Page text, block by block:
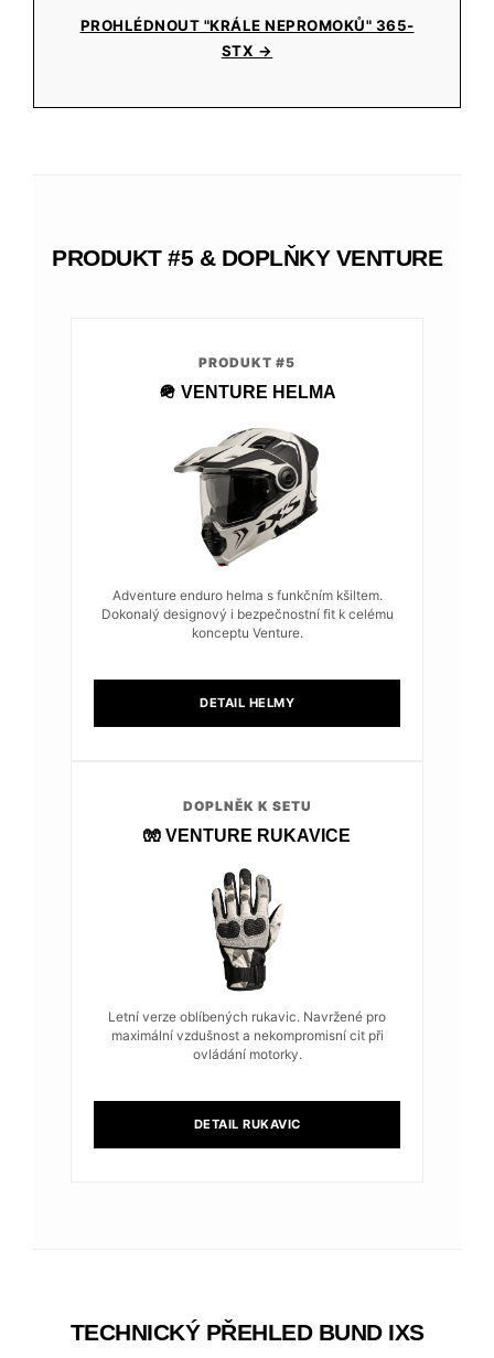
PROHLÉDNOUT "KRÁLE NEPROMOKŮ" 365-
STX →
PRODUKT #5 & DOPLŇKY VENTURE
PRODUKT #5
🪖 VENTURE HELMA
Adventure enduro helma s funkčním kšiltem.
Dokonalý designový i bezpečnostní fit k celému
konceptu Venture.
DETAIL HELMY
DOPLNĚK K SETU
🧤 VENTURE RUKAVICE
Letní verze oblíbených rukavic. Navržené pro
maximální vzdušnost a nekompromisní cit při
ovládání motorky.
DETAIL RUKAVIC
TECHNICKÝ PŘEHLED BUND IXS